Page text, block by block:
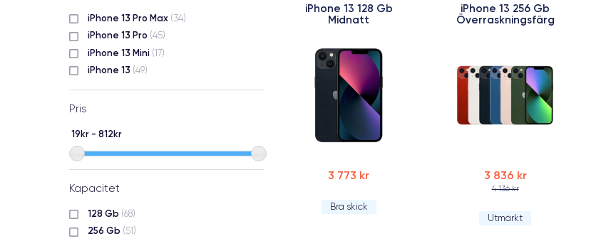
iPhone 13 Pro Max (34)
iPhone 13 Pro (45)
iPhone 13 Mini (17)
iPhone 13 (49)
Pris
19kr - 812kr
Kapacitet
128 Gb (68)
256 Gb (51)
iPhone 13 128 Gb
Midnatt
3 773 kr
Bra skick
iPhone 13 256 Gb
Överraskningsfärg
3 836 kr
4 136 kr
Utmärkt